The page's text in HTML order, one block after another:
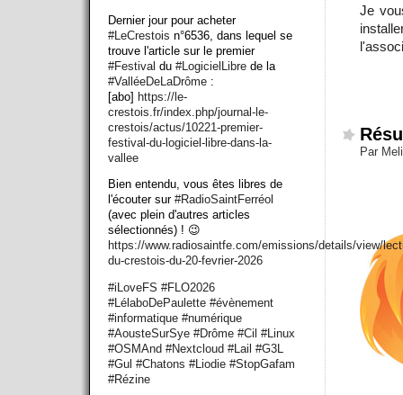
Je
Par
Dernier jour pour acheter
#LeCrestois n°6536, dans lequel se
trouve l'article sur le premier
#Festival du #LogicielLibre de la
#ValléeDeLaDrôme :
[abo] https://le-
crestois.fr/index.php/journal-le-
crestois/actus/10221-premier-
festival-du-logiciel-libre-dans-la-
vallee
Bien entendu, vous êtes libres de
l'écouter sur #RadioSaintFerréol
(avec plein d'autres articles
sélectionnés) ! 😉
https://www.radiosaintfe.com/emissions/details/view/
du-crestois-du-20-fevrier-2026
#iLoveFS #FLO2026
#LélaboDePaulette #évènement
#informatique #numérique
#AousteSurSye #Drôme #Cil #Linux
#OSMAnd #Nextcloud #Lail #G3L
#Gul #Chatons #Liodie #StopGafam
#Rézine